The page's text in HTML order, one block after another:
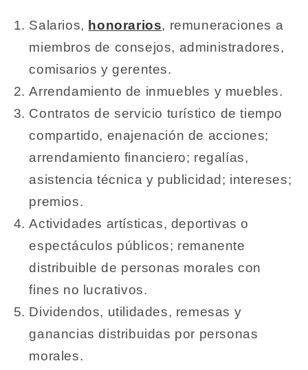
Salarios, honorarios, remuneraciones a
miembros de consejos, administradores,
comisarios y gerentes.
Arrendamiento de inmuebles y muebles.
Contratos de servicio turístico de tiempo
compartido, enajenación de acciones;
arrendamiento financiero; regalías,
asistencia técnica y publicidad; intereses;
premios.
Actividades artísticas, deportivas o
espectáculos públicos; remanente
distribuible de personas morales con
fines no lucrativos.
Dividendos, utilidades, remesas y
ganancias distribuidas por personas
morales.